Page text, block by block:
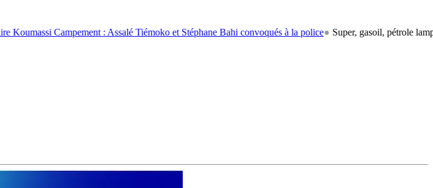
Campement : Assalé Tiémoko et Stéphane Bahi convoqués à la police● Super, gasoil, pétrole lampant: le